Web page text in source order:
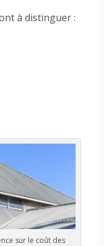
à distinguer :
sur le coût des